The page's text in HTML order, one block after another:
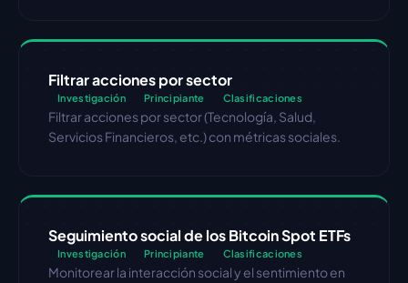
Filtrar acciones por sector
Investigación Principiante Clasificaciones
Filtrar acciones por sector (Tecnología, Salud,
Servicios Financieros, etc.) con métricas sociales.
Seguimiento social de los Bitcoin Spot ETFs
Investigación Principiante Clasificaciones
Monitorear la interacción social y el sentimiento en